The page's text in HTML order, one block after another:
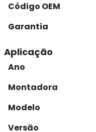
Código OEM
Garantia
Aplicação
Ano
Montadora
Modelo
Versão